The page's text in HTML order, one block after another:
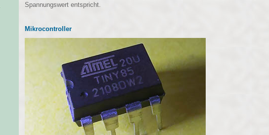
Spannungswert entspricht.
Mikrocontroller